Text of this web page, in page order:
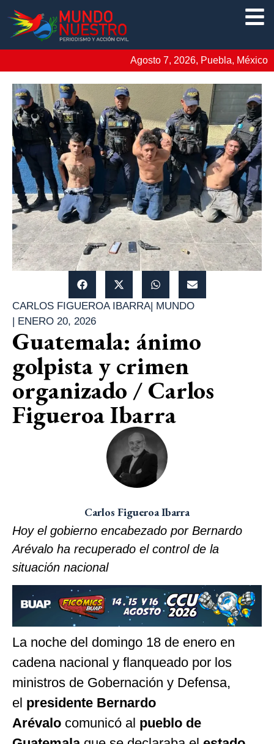
Agosto 7, 2026, Puebla, México
CARLOS FIGUEROA IBARRA| MUNDO
| ENERO 20, 2026
Guatemala: ánimo
golpista y crimen
organizado / Carlos
Figueroa Ibarra
Carlos Figueroa Ibarra
Hoy el gobierno encabezado por Bernardo
Arévalo ha recuperado el control de la
situación nacional
La noche del domingo 18 de enero en
cadena nacional y flanqueado por los
ministros de Gobernación y Defensa,
el presidente Bernardo
Arévalo comunicó al pueblo de